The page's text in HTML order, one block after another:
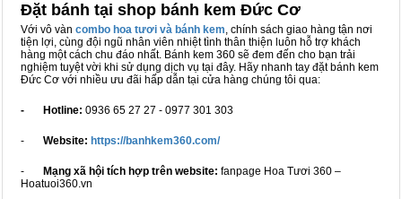
Đặt bánh tại shop bánh kem Đức Cơ
Với vô vàn combo hoa tươi và bánh kem, chính sách giao hàng tận nơi
tiện lợi, cùng đội ngũ nhân viên nhiệt tình thân thiện luôn hỗ trợ khách
hàng một cách chu đáo nhất. Bánh kem 360 sẽ đem đến cho bạn trải
nghiệm tuyệt vời khi sử dụng dịch vụ tại đây. Hãy nhanh tay đặt bánh kem
Đức Cơ với nhiều ưu đãi hấp dẫn tại cửa hàng chúng tôi qua:
- Hotline: 0936 65 27 27 - 0977 301 303
- Website: https://banhkem360.com/
- Mạng xã hội tích hợp trên website: fanpage Hoa Tươi 360 –
Hoatuoi360.vn